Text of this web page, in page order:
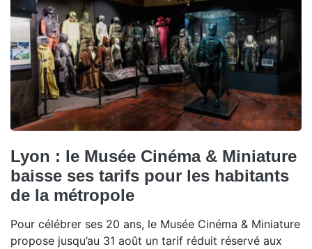
Lyon : le Musée Cinéma & Miniature
baisse ses tarifs pour les habitants
de la métropole
Pour célébrer ses 20 ans, le Musée Cinéma & Miniature
propose jusqu’au 31 août un tarif réduit réservé aux